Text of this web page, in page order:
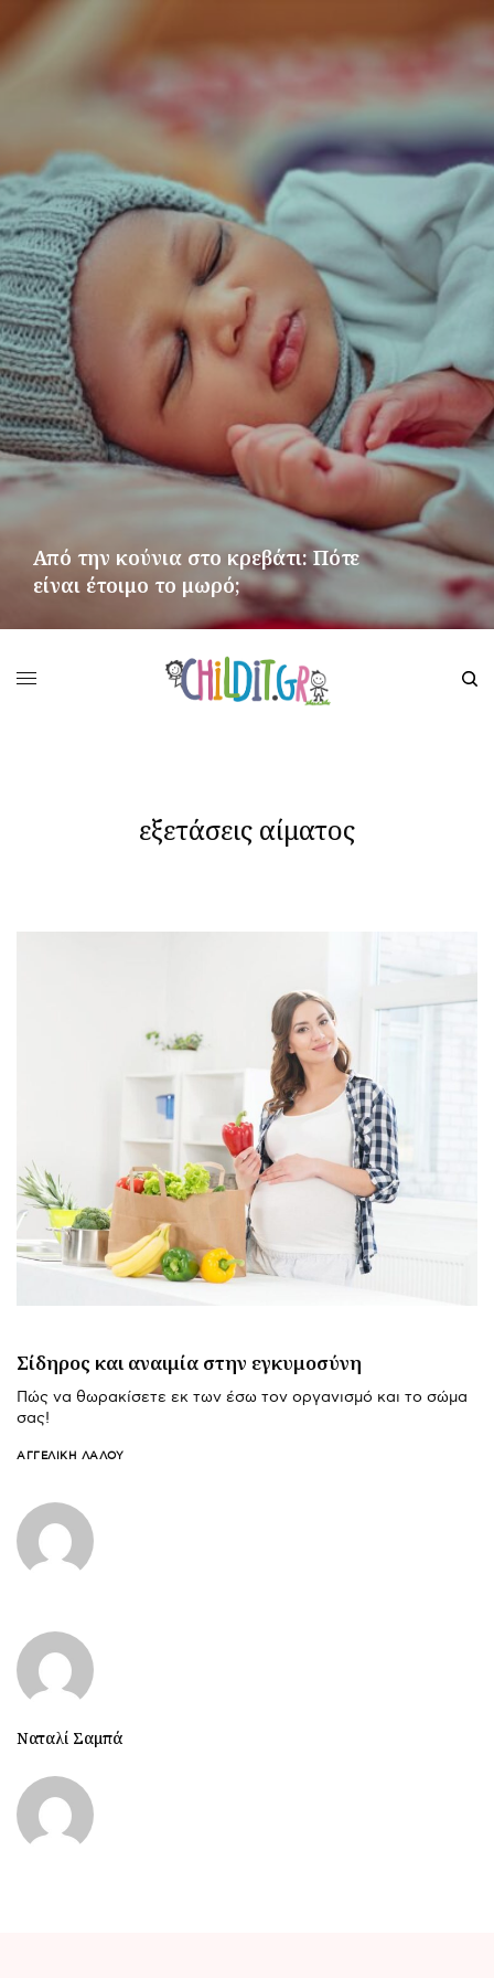
Από την κούνια στο κρεβάτι: Πότε
είναι έτοιμο το μωρό;
εξετάσεις αίματος
Σίδηρος και αναιμία στην εγκυμοσύνη
Πώς να θωρακίσετε εκ των έσω τον οργανισμό και το σώμα
σας!
ΑΓΓΕΛΙΚΉ ΛΆΛΟΥ
Ναταλί Σαμπά